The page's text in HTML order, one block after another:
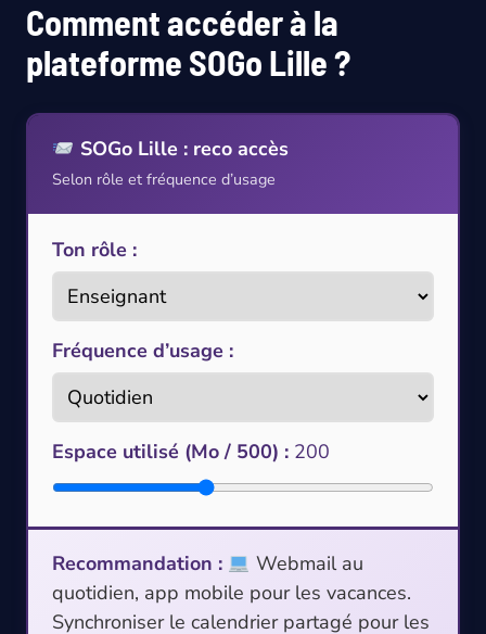
Comment accéder à la
plateforme SOGo Lille ?
SOGo Lille : reco accès
Selon rôle et fréquence d’usage
Ton rôle :
Fréquence d’usage :
Espace utilisé (Mo / 500) : 200
Recommandation :
Webmail au
quotidien, app mobile pour les vacances.
Synchroniser le calendrier partagé pour les